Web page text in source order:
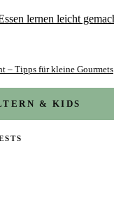
– Tipps für kleine Gourmets
& KIDS